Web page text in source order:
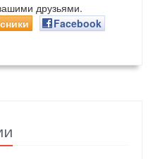
друзьями.
Facebook